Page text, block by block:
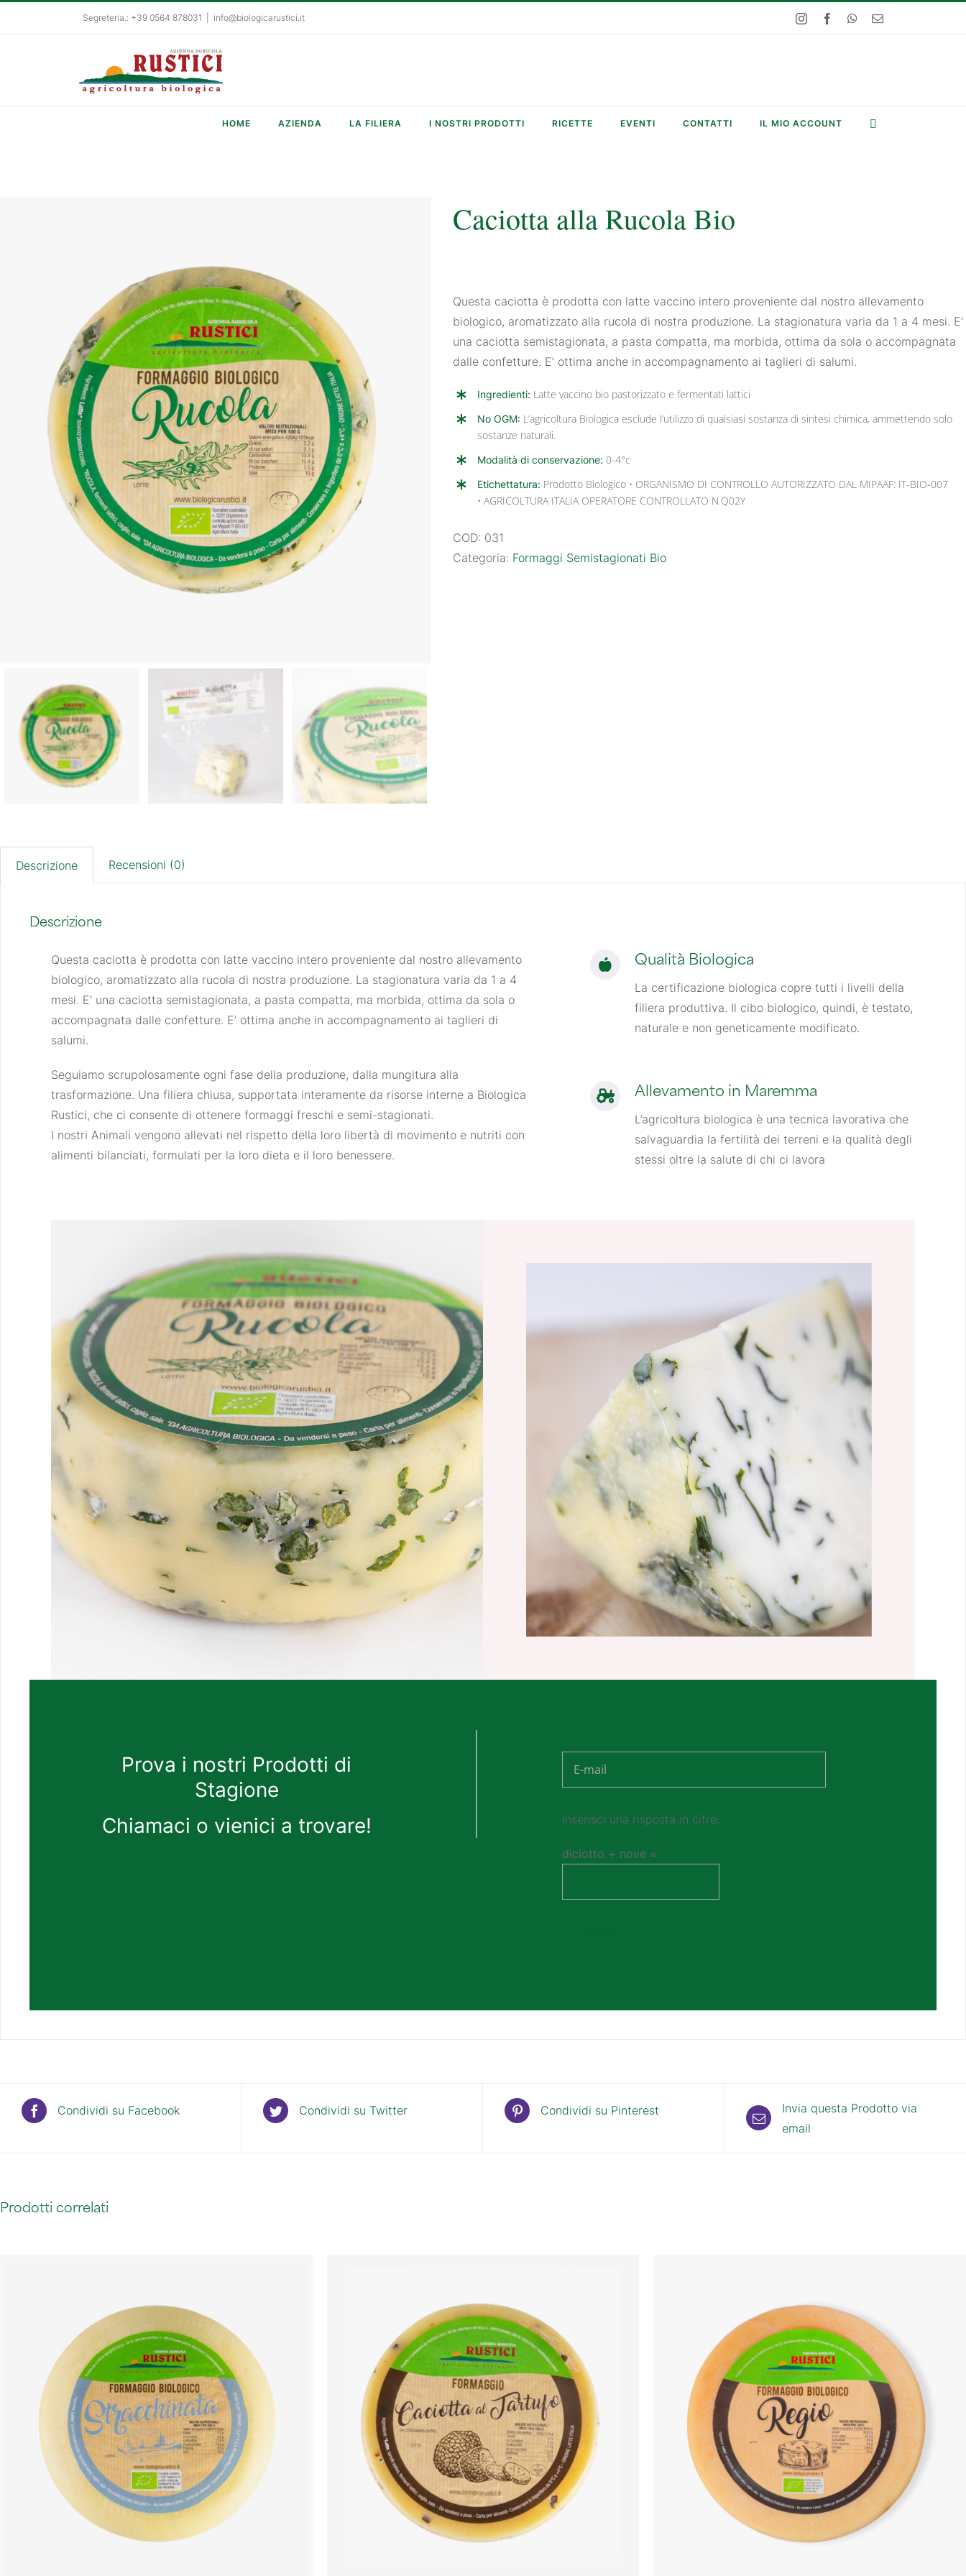
Segreteria.: +39 0564 878031 info@biologicarustici.it InstagramFacebookWhatsApp
Email
HOME AZIENDA LA FILIERA I NOSTRI PRODOTTI RICETTE EVENTI CONTATTI IL MIO ACCOUNT
Caciotta alla Rucola Bio
Questa caciotta è prodotta con latte vaccino intero proveniente dal nostro allevamento
biologico, aromatizzato alla rucola di nostra produzione. La stagionatura varia da 1 a 4 mesi. E’
una caciotta semistagionata, a pasta compatta, ma morbida, ottima da sola o accompagnata
dalle confetture. E’ ottima anche in accompagnamento ai taglieri di salumi.
Ingredienti: Latte vaccino bio pastorizzato e fermentati lattici
No OGM: L’agricoltura Biologica esclude l’utilizzo di qualsiasi sostanza di sintesi chimica, ammettendo solo
sostanze naturali.
Modalità di conservazione: 0-4°c
Etichettatura: Prodotto Biologico • ORGANISMO DI CONTROLLO AUTORIZZATO DAL MIPAAF: IT-BIO-007
• AGRICOLTURA ITALIA OPERATORE CONTROLLATO N.Q02Y
COD: 031
Categoria: Formaggi Semistagionati Bio
Descrizione Recensioni (0)
Descrizione
Questa caciotta è prodotta con latte vaccino intero proveniente dal nostro allevamento
biologico, aromatizzato alla rucola di nostra produzione. La stagionatura varia da 1 a 4
mesi. E’ una caciotta semistagionata, a pasta compatta, ma morbida, ottima da sola o
accompagnata dalle confetture. E’ ottima anche in accompagnamento ai taglieri di
salumi.
Seguiamo scrupolosamente ogni fase della produzione, dalla mungitura alla
trasformazione. Una filiera chiusa, supportata interamente da risorse interne a Biologica
Rustici, che ci consente di ottenere formaggi freschi e semi-stagionati.
I nostri Animali vengono allevati nel rispetto della loro libertà di movimento e nutriti con
alimenti bilanciati, formulati per la loro dieta e il loro benessere.
Qualità Biologica
La certificazione biologica copre tutti i livelli della
filiera produttiva. Il cibo biologico, quindi, è testato,
naturale e non geneticamente modificato.
Allevamento in Maremma
L’agricoltura biologica è una tecnica lavorativa che
salvaguardia la fertilità dei terreni e la qualità degli
stessi oltre la salute di chi ci lavora
Prova i nostri Prodotti di
Stagione
Chiamaci o vienici a trovare!
Inserisci una risposta in cifre:
diciotto + nove =
Condividi su Facebook Condividi su Twitter Condividi su Pinterest
Invia questa Prodotto via
email
Prodotti correlati
ANTEPRIMA RAPIDA ANTEPRIMA RAPIDA ANTEPRIMA RAPIDA